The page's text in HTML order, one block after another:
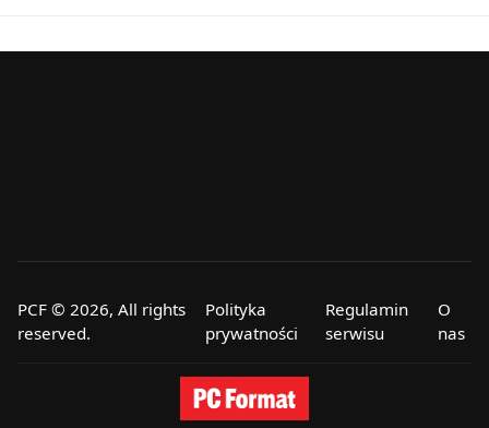
PCF © 2026, All rights
reserved.
Polityka
prywatności
Regulamin
serwisu
O
nas